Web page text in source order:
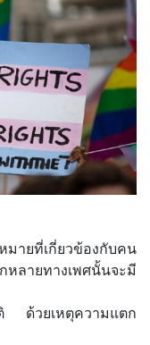
ายที่เกี่ยวข้องกับคน
ายทางเพศนั้นจะมี
ติ ด้วยเหตุความแตก